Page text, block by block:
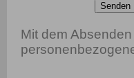
Senden
Mit dem